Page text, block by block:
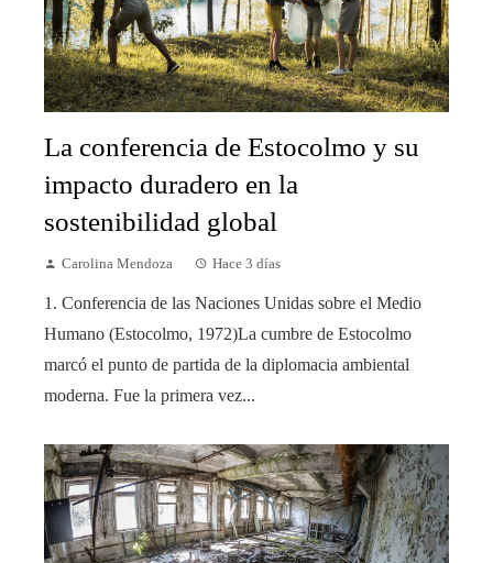
La conferencia de Estocolmo y su
impacto duradero en la
sostenibilidad global
Carolina Mendoza Hace 3 días
1. Conferencia de las Naciones Unidas sobre el Medio
Humano (Estocolmo, 1972)La cumbre de Estocolmo
marcó el punto de partida de la diplomacia ambiental
moderna. Fue la primera vez...